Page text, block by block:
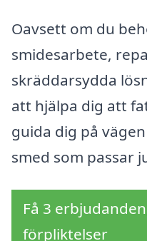
Oavsett om du
smidesarbete,
skräddarsydda
att hjälpa dig att
guida dig på
smed som passar
Få 3
förpliktelser